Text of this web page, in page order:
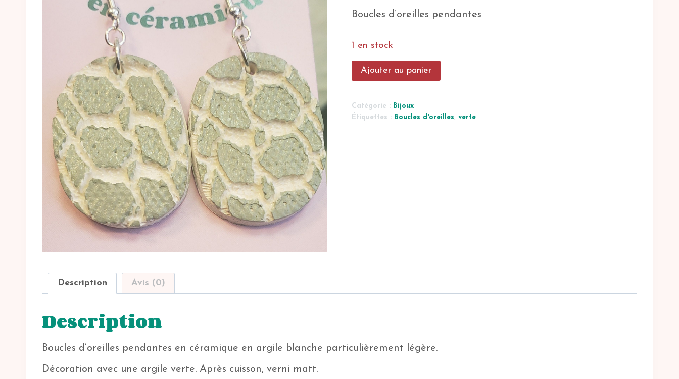
Boucles d’oreilles pendantes
1 en stock
quantité
Ajouter au panier
Catégorie : Bijoux
Étiquettes : Boucles d'oreilles, verte
Description Avis (0)
Description
Boucles d’oreilles pendantes en céramique en argile blanche particulièrement légère.
Décoration avec une argile verte. Après cuisson, verni matt.